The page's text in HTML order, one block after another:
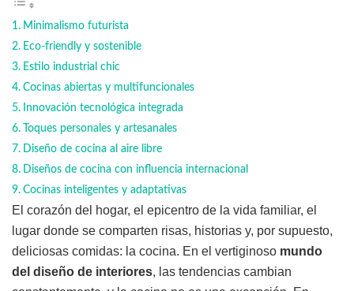
Minimalismo futurista
Eco-friendly y sostenible
Estilo industrial chic
Cocinas abiertas y multifuncionales
Innovación tecnológica integrada
Toques personales y artesanales
Diseño de cocina al aire libre
Diseños de cocina con influencia internacional
Cocinas inteligentes y adaptativas
El corazón del hogar, el epicentro de la vida familiar, el
lugar donde se comparten risas, historias y, por supuesto,
deliciosas comidas: la cocina. En el vertiginoso mundo
del diseño de interiores, las tendencias cambian